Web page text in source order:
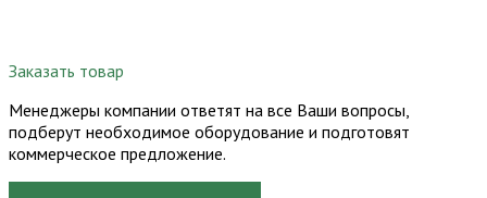
Заказать товар
Менеджеры компании ответят на все Ваши вопросы,
подберут необходимое оборудование и подготовят
коммерческое предложение.